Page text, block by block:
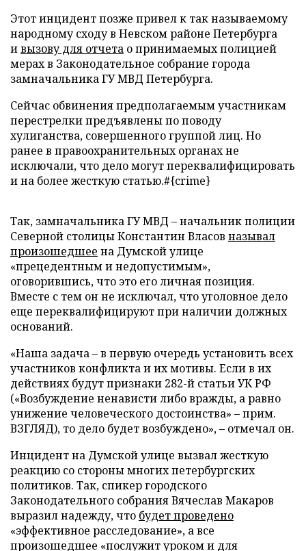
Этот инцидент позже привел к так называемому
народному сходу в Невском районе Петербурга
ивызову для отчета о принимаемых полицией
мерах в Законодательное собрание города
замначальника ГУ МВД Петербурга.
Cейчас обвинения предполагаемым участникам
перестрелки предъявлены по поводу
хулиганства, совершенного группой лиц. Но
ранее в правоохранительных органах не
исключали, что дело могут переквалифицировать
и на более жесткую статью.#{crime}
Так, замначальника ГУ МВД – начальник полиции
Северной столицы Константин Власов называл
произошедшее на Думской улице
«прецедентным и недопустимым»,
оговорившись, что это его личная позиция.
Вместе с тем он не исключал, что уголовное дело
еще переквалифицируют при наличии должных
оснований.
«Наша задача – в первую очередь установить всех
участников конфликта и их мотивы. Если в их
действиях будут признаки 282-й статьи УК РФ
(«Возбуждение ненависти либо вражды, а равно
унижение человеческого достоинства» – прим.
ВЗГЛЯД), то дело будет возбуждено», – отмечал он.
Инцидент на Думской улице вызвал жесткую
реакцию со стороны многих петербургских
политиков. Так, спикер городского
Законодательного собрания Вячеслав Макаров
выразил надежду, что будет проведено
«эффективное расследование», а все
произошедшее «послужит уроком и для